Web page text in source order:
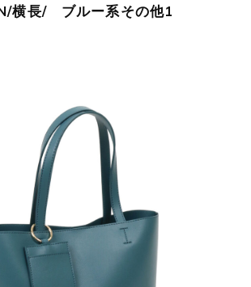
横長/ ブルー系その他1